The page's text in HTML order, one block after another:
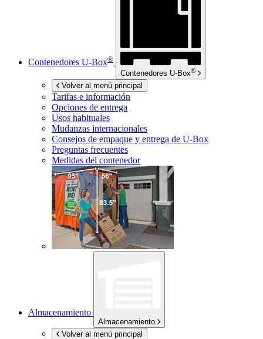
Contenedores U-Box®
Contenedores U-Box®
Volver al menú principal
Tarifas e información
Opciones de entrega
Usos habituales
Mudanzas internacionales
Consejos de empaque y entrega de U-Box
Preguntas frecuentes
Medidas del contenedor
Almacenamiento
Almacenamiento
Volver al menú principal